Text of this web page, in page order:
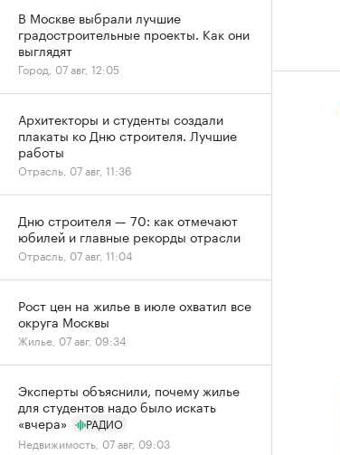
В Москве выбрали лучшие
градостроительные проекты. Как они
выглядят
Город, 07 авг, 12:05
Архитекторы и студенты создали
плакаты ко Дню строителя. Лучшие
работы
Отрасль, 07 авг, 11:36
Дню строителя — 70: как отмечают
юбилей и главные рекорды отрасли
Отрасль, 07 авг, 11:04
Рост цен на жилье в июле охватил все
округа Москвы
Жилье, 07 авг, 09:34
Эксперты объяснили, почему жилье
для студентов надо было искать
«вчера»
РАДИО
Недвижимость, 07 авг, 09:03